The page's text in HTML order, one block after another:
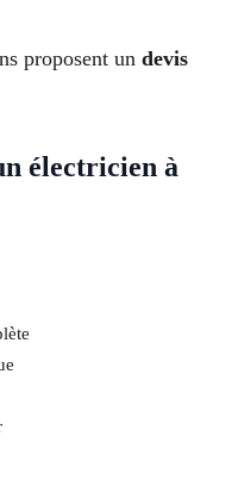
proposent un devis
électricien à